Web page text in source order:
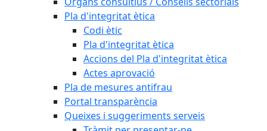
Pla d'integritat ètica
Codi ètic
Pla d'integritat ètica
Accions del Pla d'integritat ètica
Actes aprovació
Pla de mesures antifrau
Portal transparència
Queixes i suggeriments serveis